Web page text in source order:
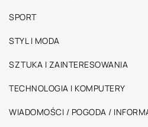
SPORT
STYL I MODA
SZTUKA I ZAINTERESOWANIA
TECHNOLOGIA I KOMPUTERY
WIADOMOŚCI / POGODA /